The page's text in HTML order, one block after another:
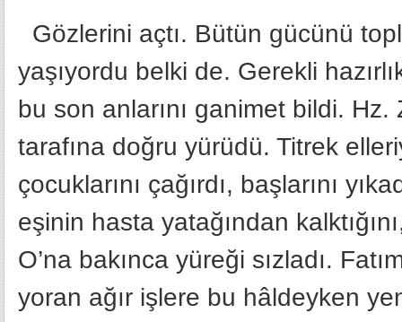
Gözlerini açtı. Bütün gücünü
yaşıyordu belki de. Gerekli
bu son anlarını ganimet bildi.
tarafına doğru yürüdü. Titrek
çocuklarını çağırdı, başlarını
eşinin hasta yatağından
O’na bakınca yüreği sızladı.
yoran ağır işlere bu hâldeyken